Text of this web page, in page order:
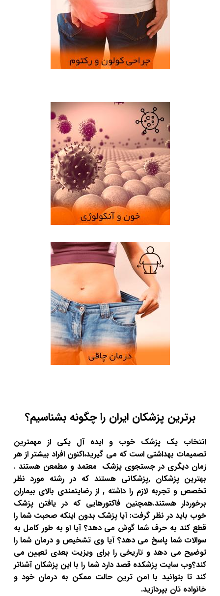
برترین پزشکان ایران را چگونه بشناسیم؟
انتخاب یک پزشک خوب و ایده آل یکی از مهمترین
تصمیمات بهداشتی است که می گیرید،اکنون افراد بیشتر از هر
زمان دیگری در جستجوی پزشک معتمد و مطمعن هستند .
بهترین پزشکان ,پزشکانی هستند که در رشته مورد نظر
تخصص و تجربه لازم را داشته , از رضایتمندی بالای بیماران
برخوردار هستند.همچنین فاکتورهایی که در یافتن پزشک
خوب باید در نظر گرفت: آیا پزشک بدون اینکه صحبت شما را
قطع کند به حرف شما گوش می دهد؟ آیا او به طور کامل به
سوالات شما پاسخ می دهد؟ آیا وی تشخیص و درمان شما را
توضیح می دهد و تاریخی را برای ویزیت بعدی تعیین می
کند؟وب سایت پزشکده قصد دارد شما را با این پزشکان آشناتر
کند تا بتوانید با امن ترین حالت ممکن به درمان خود و
خانواده تان بپردازید.